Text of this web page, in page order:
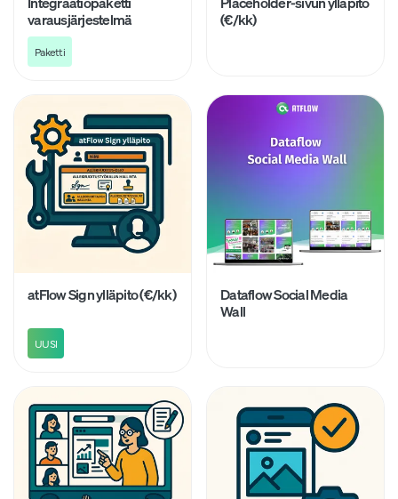
varausjärjestelmä
Paketti
(€/kk)
atFlow Sign ylläpito (€/kk)
UUSI
Dataflow Social Media
Wall